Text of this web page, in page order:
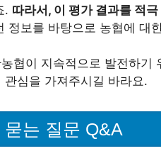
. 따라서, 이 평가 결과를 적
정보를 바탕으로 농협에 대
협이 지속적으로 발전하기
관심을 가져주시길 바라요.
묻는 질문 Q&A